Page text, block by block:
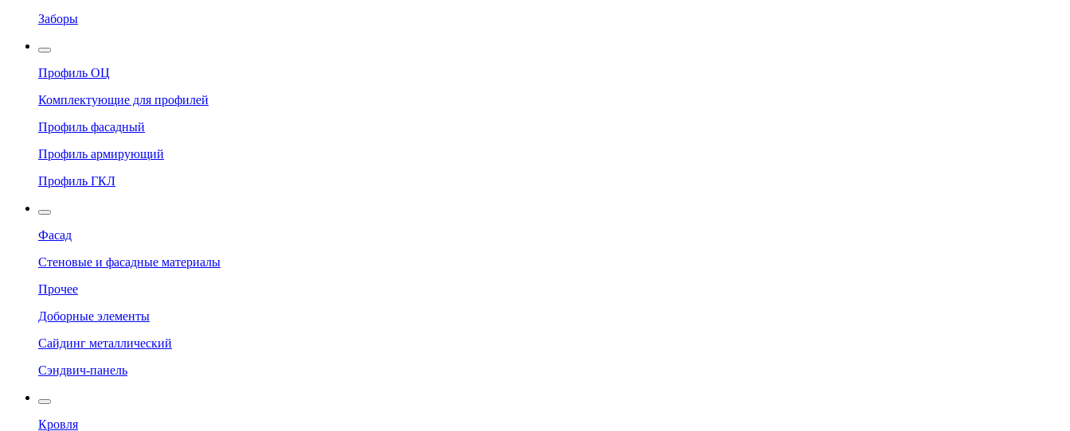
Заборы
Профиль ОЦ
Комплектующие для профилей
Профиль фасадный
Профиль армирующий
Профиль ГКЛ
Фасад
Стеновые и фасадные материалы
Прочее
Доборные элементы
Сайдинг металлический
Сэндвич-панель
Кровля